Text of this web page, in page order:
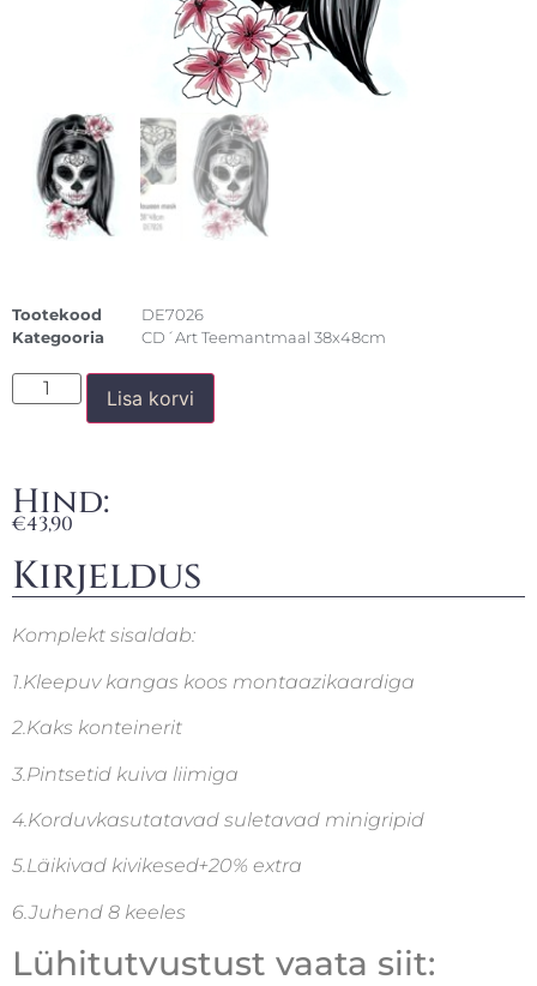
Tootekood
DE7026
Kategooria
CD´Art Teemantmaal 38x48cm
Lisa korvi
Hind:
€43,90
Kirjeldus
Komplekt sisaldab:
1.Kleepuv kangas koos montaazikaardiga
2.Kaks konteinerit
3.Pintsetid kuiva liimiga
4.Korduvkasutatavad suletavad minigripid
5.Läikivad kivikesed+20% extra
6.Juhend 8 keeles
Lühitutvustust vaata siit: